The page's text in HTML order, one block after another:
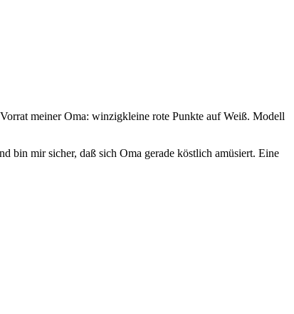
meiner Oma: winzigkleine rote Punkte auf Weiß. Modell
bin mir sicher, daß sich Oma gerade köstlich amüsiert. Eine